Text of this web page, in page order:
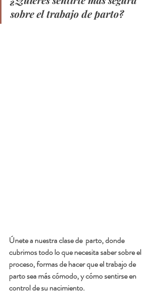
sobre el trabajo de parto?
Únete a nuestra clase de  parto, donde
cubrimos todo lo que necesita saber sobre el
proceso, formas de hacer que el trabajo de
parto sea más cómodo, y cómo sentirse en
control de su nacimiento.